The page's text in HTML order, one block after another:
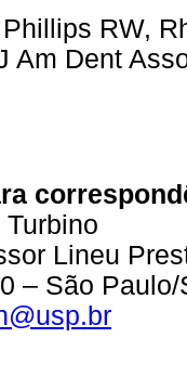
RW,
J Am Dent
Lineu
– São Paulo/